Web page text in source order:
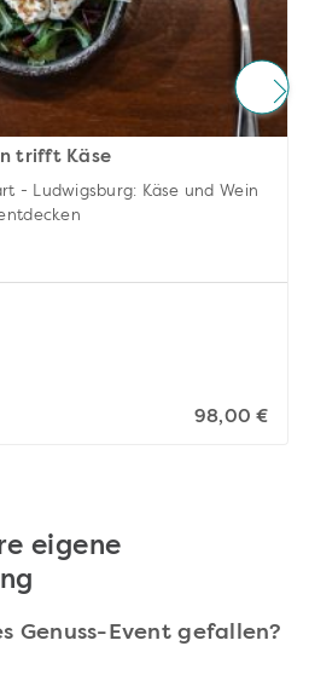
trifft Käse
- Ludwigsburg: Käse und Wein
98,00 €
eigene
Genuss-Event gefallen?